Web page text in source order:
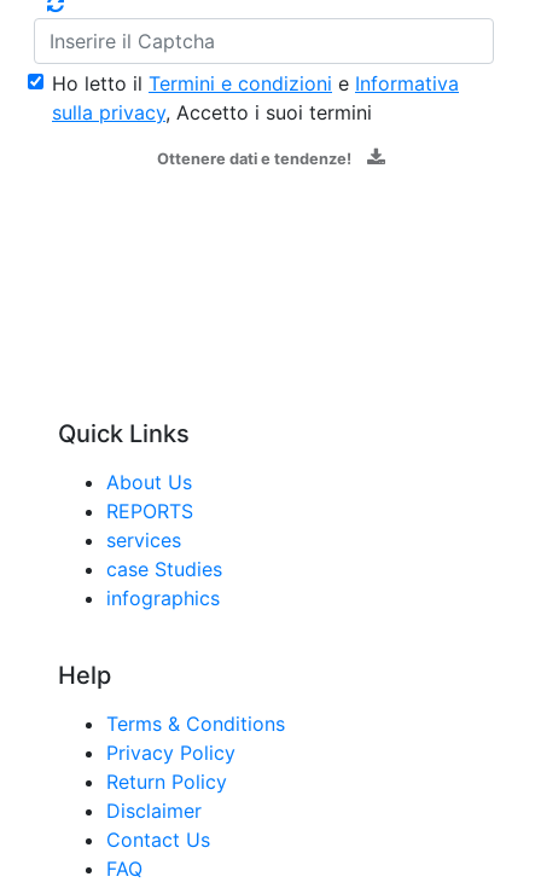
Ho letto il Termini e condizioni e Informativa
sulla privacy, Accetto i suoi termini
Ottenere dati e tendenze!
Quick Links
About Us
REPORTS
services
case Studies
infographics
Help
Terms & Conditions
Privacy Policy
Return Policy
Disclaimer
Contact Us
FAQ